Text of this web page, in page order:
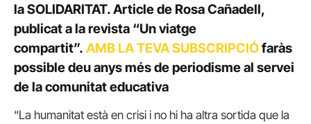
la SOLIDARITAT. Article de Rosa Cañadell,
publicat a la revista “Un viatge
compartit”. AMB LA TEVA SUBSCRIPCIÓfaràs
possible deu anys més de periodisme al servei
de la comunitat educativa
“La humanitat està en crisi i no hi ha altra sortida que la